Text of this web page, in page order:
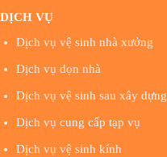
DỊCH VỤ
Dịch vụ vệ sinh nhà xưởng
Dịch vụ dọn nhà
Dịch vụ vệ sinh sau xây dựng
Dịch vụ cung cấp tạp vụ
Dịch vụ vệ sinh kính